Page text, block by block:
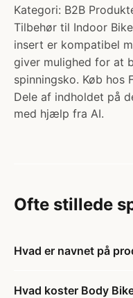
Kategori: B2B
Tilbehør til Indoor
insert er kompatibel
giver mulighed for at
spinningsko. Køb hos
Dele af indholdet på
med hjælp fra AI.
Ofte stillede
Hvad er navnet på
Hvad koster Body